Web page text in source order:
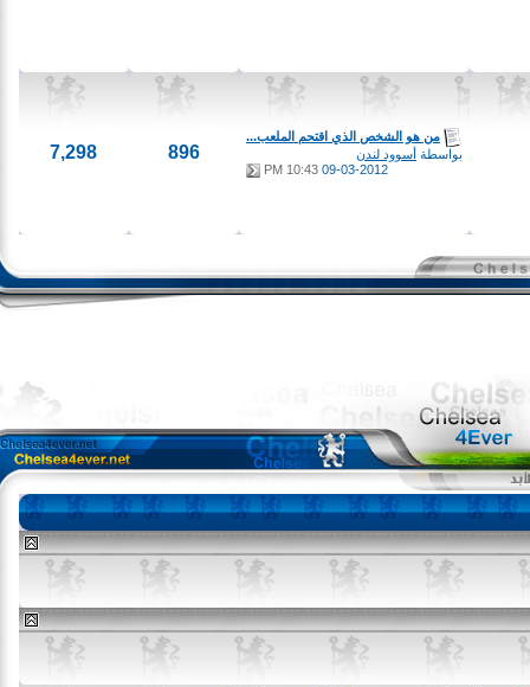
من هو الشخص الذي اقتحم الملعب...
بواسطةأسوود لندن
09-03-2012
10:43 PM
896
7,298